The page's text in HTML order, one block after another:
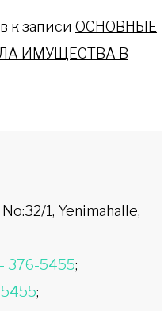
к записи ОСНОВНЫЕ
ИМУЩЕСТВА В
1, Yenimahalle,
376-5455;
;